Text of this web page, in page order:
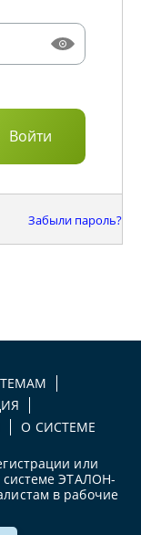
Забыли пароль?
О СИСТЕМЕ
или
системе ЭТАЛОН-
в рабочие